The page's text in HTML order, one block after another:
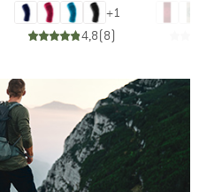
+1
4,8(8)